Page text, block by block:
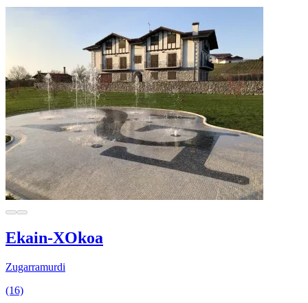
Ekain-XOkoa
Zugarramurdi
(16)